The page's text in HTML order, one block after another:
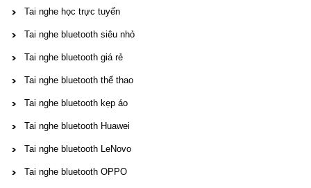
Tai nghe học trực tuyến
Tai nghe bluetooth siêu nhỏ
Tai nghe bluetooth giá rẻ
Tai nghe bluetooth thể thao
Tai nghe bluetooth kẹp áo
Tai nghe bluetooth Huawei
Tai nghe bluetooth LeNovo
Tai nghe bluetooth OPPO